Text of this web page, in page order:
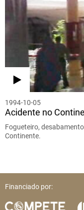
1994-10-05
Acidente no
Fogueteiro,
Continente.
Financiado por: